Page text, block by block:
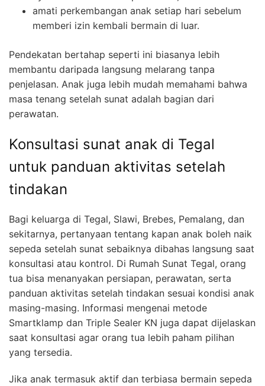
amati perkembangan anak setiap hari sebelum
memberi izin kembali bermain di luar.
Pendekatan bertahap seperti ini biasanya lebih
membantu daripada langsung melarang tanpa
penjelasan. Anak juga lebih mudah memahami bahwa
masa tenang setelah sunat adalah bagian dari
perawatan.
Konsultasi sunat anak di Tegal
untuk panduan aktivitas setelah
tindakan
Bagi keluarga di Tegal, Slawi, Brebes, Pemalang, dan
sekitarnya, pertanyaan tentang kapan anak boleh naik
sepeda setelah sunat sebaiknya dibahas langsung saat
konsultasi atau kontrol. Di Rumah Sunat Tegal, orang
tua bisa menanyakan persiapan, perawatan, serta
panduan aktivitas setelah tindakan sesuai kondisi anak
masing-masing. Informasi mengenai metode
Smartklamp dan Triple Sealer KN juga dapat dijelaskan
saat konsultasi agar orang tua lebih paham pilihan
yang tersedia.
Jika anak termasuk aktif dan terbiasa bermain sepeda